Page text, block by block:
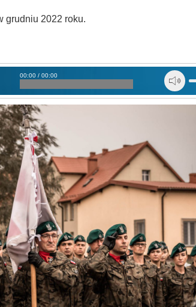
grudniu 2022 roku.
00:00 / 00:00